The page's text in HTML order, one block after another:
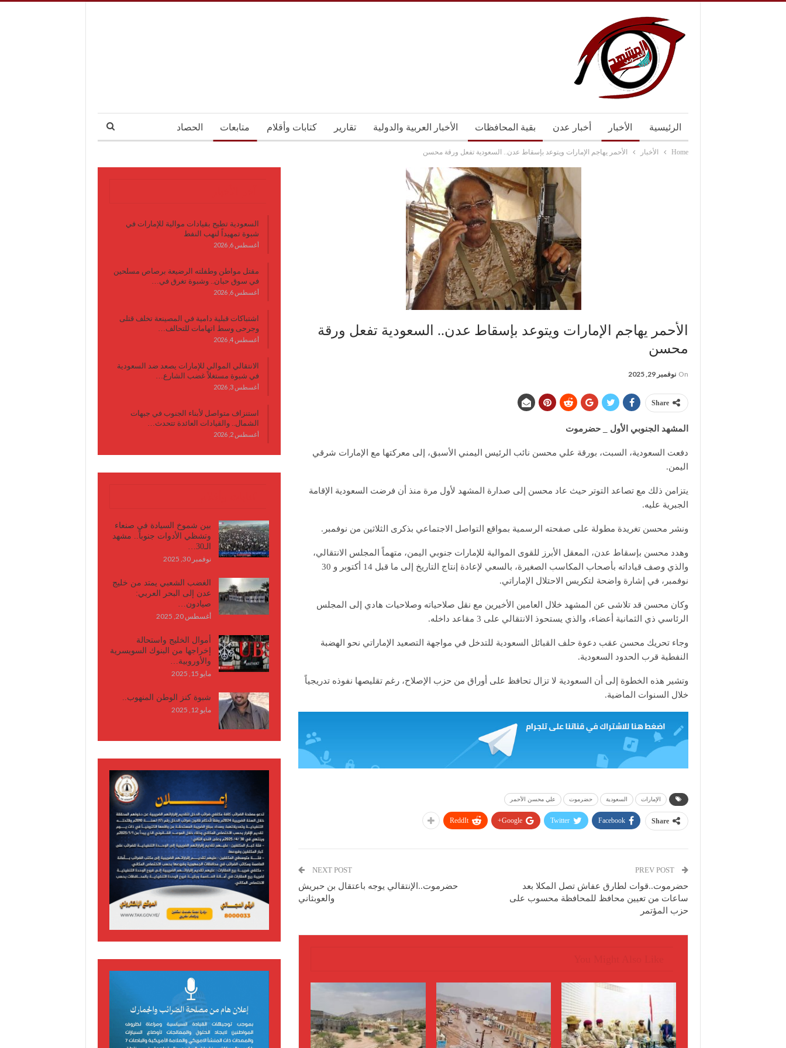
الرئيسية الأخبار أخبار عدن بقية المحافظات الأخبار العربية والدولية تقارير كتابات وأقلام متابعات الحصاد
Home الأخبار الأحمر يهاجم الإمارات ويتوعد بإسقاط عدن.. السعودية تفعل ورقة محسن
الأحمر يهاجم الإمارات ويتوعد بإسقاط عدن.. السعودية تفعل ورقة
محسن
On نوفمبر 29, 2025
Share
المشهد الجنوبي الأول _ حضرموت
دفعت السعودية، السبت، بورقة علي محسن نائب الرئيس اليمني الأسبق، إلى معركتها مع الإمارات شرقي
اليمن.
يتزامن ذلك مع تصاعد التوتر حيث عاد محسن إلى صدارة المشهد لأول مرة منذ أن فرضت السعودية الإقامة
الجبرية عليه.
ونشر محسن تغريدة مطولة على صفحته الرسمية بمواقع التواصل الاجتماعي بذكرى الثلاثين من نوفمبر.
وهدد محسن بإسقاط عدن، المعقل الأبرز للقوى الموالية للإمارات جنوبي اليمن، متهماً المجلس الانتقالي،
والذي وصف قياداته بأصحاب المكاسب الصغيرة، بالسعي لإعادة إنتاج التاريخ إلى ما قبل 14 أكتوبر و 30
نوفمبر، في إشارة واضحة لتكريس الاحتلال الإماراتي.
وكان محسن قد تلاشى عن المشهد خلال العامين الأخيرين مع نقل صلاحياته وصلاحيات هادي إلى المجلس
الرئاسي ذي الثمانية أعضاء، والذي يستحوذ الانتقالي على 3 مقاعد داخله.
وجاء تحريك محسن عقب دعوة حلف القبائل السعودية للتدخل في مواجهة التصعيد الإماراتي نحو الهضبة
النفطية قرب الحدود السعودية.
وتشير هذه الخطوة إلى أن السعودية لا تزال تحافظ على أوراق من حزب الإصلاح، رغم تقليصها نفوذه تدريجياً
خلال السنوات الماضية.
الإمارات السعودية حضرموت علي محسن الأحمر
Share
Facebook
Twitter
Google+
ReddIt
حضرموت..قوات لطارق عفاش تصل المكلا بعد
ساعات من تعيين محافظ للمحافظة محسوب على
حزب المؤتمر
NEXT POST
حضرموت..الإنتقالي يوجه باعتقال بن حبريش
والعوبثاني
السعودية تطيح بقيادات موالية للإمارات في
شبوة تمهيداً لنهب النفط
أغسطس 6, 2026
مقتل مواطن وطفلته الرضيعة برصاص مسلحين
في سوق حبان.. وشبوة تغرق في…
أغسطس 6, 2026
اشتباكات قبلية دامية في المصينعة تخلف قتلى
وجرحى وسط اتهامات للتحالف…
أغسطس 4, 2026
الانتقالي الموالي للإمارات يصعد ضد السعودية
في شبوة مستغلاً غضب الشارع…
أغسطس 3, 2026
استنزاف متواصل لأبناء الجنوب في جبهات
الشمال.. والقيادات العائدة تتحدث…
أغسطس 2, 2026
بين شموخ السيادة في صنعاء
وتشظي الأدوات جنوباً.. مشهد
الـ30…
نوفمبر 30, 2025
الغضب الشعبي يمتد من خليج
عدن إلى البحر العربي:
صيادون…
أغسطس 20, 2025
أموال الخليج واستحالة
إخراجها من البنوك السويسرية
والأوروبية…
مايو 15, 2025
شبوة كنز الوطن المنهوب..
مايو 12, 2025